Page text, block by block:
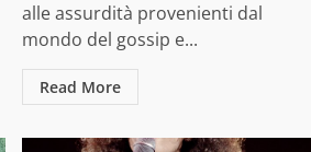
alle assurdità provenienti dal
mondo del gossip e...
Read More